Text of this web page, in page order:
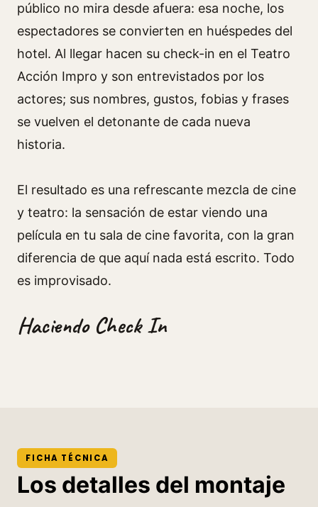
público no mira desde afuera: esa noche, los
espectadores se convierten en huéspedes del
hotel. Al llegar hacen su check-in en el Teatro
Acción Impro y son entrevistados por los
actores; sus nombres, gustos, fobias y frases
se vuelven el detonante de cada nueva
historia.
El resultado es una refrescante mezcla de cine
y teatro: la sensación de estar viendo una
película en tu sala de cine favorita, con la gran
diferencia de que aquí nada está escrito. Todo
es improvisado.
Haciendo Check In
FICHA TÉCNICA
Los detalles del montaje